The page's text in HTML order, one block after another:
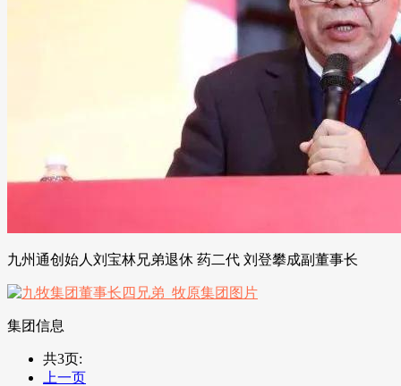
九州通创始人刘宝林兄弟退休 药二代 刘登攀成副董事长
集团信息
共3页:
上一页